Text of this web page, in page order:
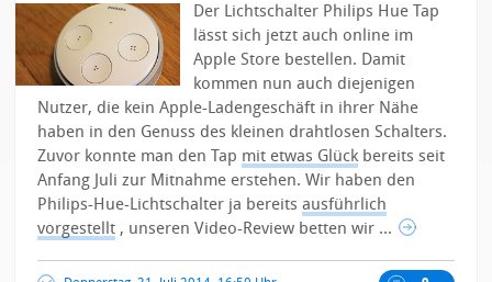
Der Lichtschalter Philips Hue Tap
lässt sich jetzt auch online im
Apple Store bestellen. Damit
kommen nun auch diejenigen
Nutzer, die kein Apple-Ladengeschäft in ihrer Nähe
haben in den Genuss des kleinen drahtlosen Schalters.
Zuvor konnte man den Tap mit etwas Glück bereits seit
Anfang Juli zur Mitnahme erstehen.Wir haben den
Philips-Hue-Lichtschalter ja bereitsausführlich
vorgestellt , unseren Video-Review betten wir ...